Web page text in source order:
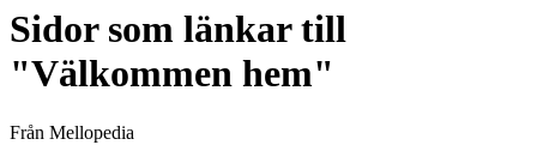
Sidor som länkar till
"Välkommen hem"
Från Mellopedia